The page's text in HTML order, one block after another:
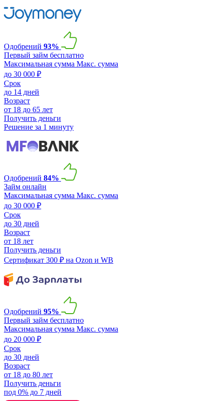
Одобрений 93%
Первый займ бесплатно
Максимальная сумма Макс. сумма
до 30 000 ₽
Срок
до 14 дней
Возраст
от 18 до 65 лет
Получить деньги
Решение за 1 минуту
Одобрений 84%
Займ онлайн
Максимальная сумма Макс. сумма
до 30 000 ₽
Срок
до 30 дней
Возраст
от 18 лет
Получить деньги
Сертификат 300 ₽ на Ozon и WB
Одобрений 95%
Первый займ бесплатно
Максимальная сумма Макс. сумма
до 20 000 ₽
Срок
до 30 дней
Возраст
от 18 до 80 лет
Получить деньги
под 0% до 7 дней